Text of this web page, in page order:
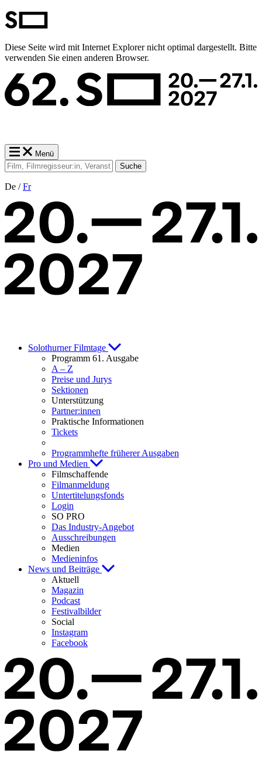
Diese Seite wird mit Internet Explorer nicht optimal dargestellt. Bitte
verwenden Sie einen anderen Browser.
Menü
Suche
De /Fr
Solothurner Filmtage
Programm 61. Ausgabe
A – Z
Preise und Jurys
Sektionen
Unterstützung
Partner:innen
Praktische Informationen
Tickets
Programmhefte früherer Ausgaben
Pro und Medien
Filmschaffende
Filmanmeldung
Untertitelungsfonds
Login
SO PRO
Das Industry-Angebot
Ausschreibungen
Medien
Medieninfos
News und Beiträge
Aktuell
Magazin
Podcast
Festivalbilder
Social
Instagram
Facebook